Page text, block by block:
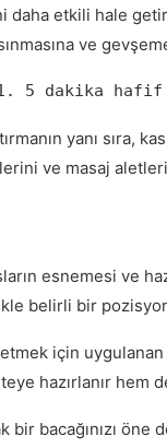
daha etkili hale
ve
5 dakika
yanı
ve masaj
esnemesi ve
belirli bir
için
hazırlanır hem
bir bacağınızı öne